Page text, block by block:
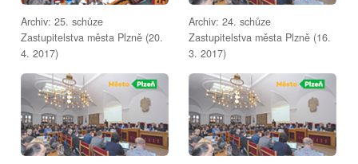
Archiv: 25. schůze
Zastupitelstva města Plzně (20.
4. 2017)
Archiv: 24. schůze
Zastupitelstva města Plzně (16.
3. 2017)